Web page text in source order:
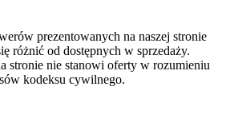
prezentowanych na naszej stronie
różnić od dostępnych w sprzedaży.
stronie nie stanowi oferty w rozumieniu
kodeksu cywilnego.